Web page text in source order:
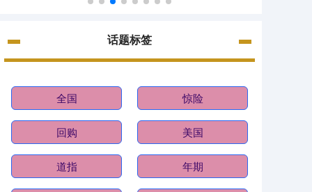
话题标签
全国 惊险
回购 美国
道指 年期